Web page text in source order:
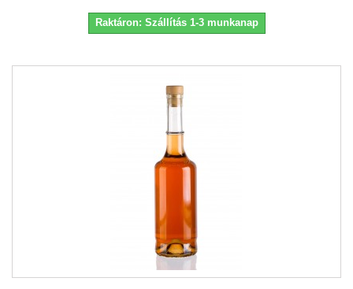
Raktáron: Szállítás 1-3 munkanap